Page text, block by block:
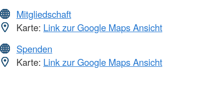
Mitgliedschaft
Karte: Link zur Google Maps Ansicht
Spenden
Karte: Link zur Google Maps Ansicht